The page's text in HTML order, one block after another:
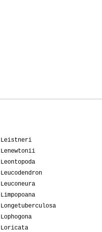
Leistneri
Lenewtonii
Leontopoda
Leucodendron
Leuconeura
Limpopoana
Longetuberculosa
Lophogona
Loricata